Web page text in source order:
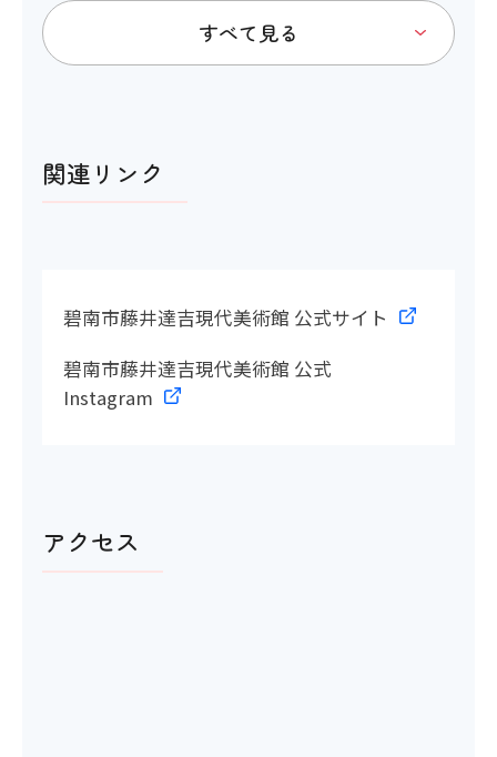
トイレ
〇
多目的トイレの間口
〇
関連リンク
碧南市藤井達吉現代美術館 公式サイト
碧南市藤井達吉現代美術館 公式
Instagram
アクセス